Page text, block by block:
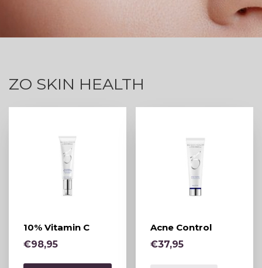
ZO SKIN HEALTH
10% Vitamin C
€98,95
Acne Control
€37,95